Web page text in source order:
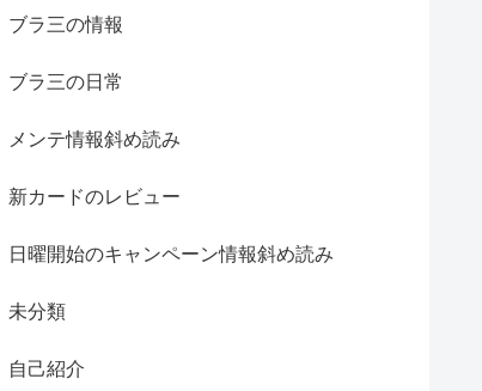
ブラ三の情報
ブラ三の日常
メンテ情報斜め読み
新カードのレビュー
日曜開始のキャンペーン情報斜め読み
未分類
自己紹介